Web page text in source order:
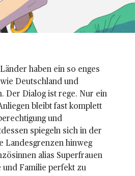
haben ein so enges
Deutschland und
Der Dialog ist rege. Nur ein
bleibt fast komplett
und
spiegeln sich in der
Landesgrenzen hinweg
alias Superfrauen
Familie perfekt zu